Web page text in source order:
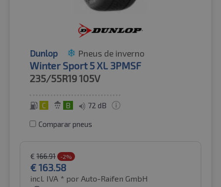
Dunlop Pneus de inverno
Winter Sport 5 XL 3PMSF
235/55R19105V
C B 72 dB
Comparar pneus
€ 166.91 -2%
€163.58
incl. IVA * por Auto-Raifen GmbH